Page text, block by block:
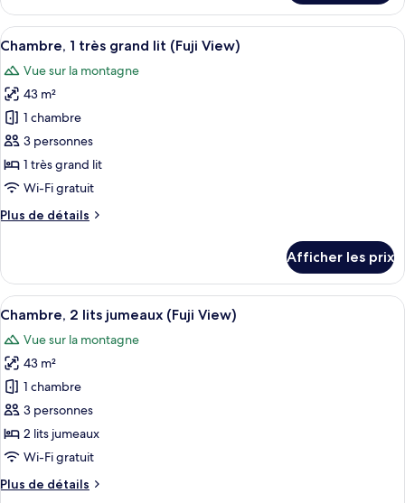
lit
jumeau
(Circuit
View)
Chambre
Deluxe,
1
jumeau
(Circuit
View)
Afficher
toutes
les
photos
pour
ce
type
de
chambre :
Chambre,
grand
lit
(Fuji
View)
Une chambre d’hôtel avec un lit,
8
Chambre, 1 très grand lit (Fuji View)
Vue sur la montagne
43 m²
1 chambre
3 personnes
1 très grand lit
Wi-Fi gratuit
Plus de détails
Plus
Chambre,
très
lit
(Fuji
View)
Afficher les prix
Afficher
toutes
les
photos
pour
ce
type
de
chambre :
Chambre,
Une chambre d’hôtel avec un
7
Chambre, 2 lits jumeaux (Fuji View)
Vue sur la montagne
43 m²
1 chambre
3 personnes
2 lits jumeaux
Wi-Fi gratuit
Plus de détails
Plus